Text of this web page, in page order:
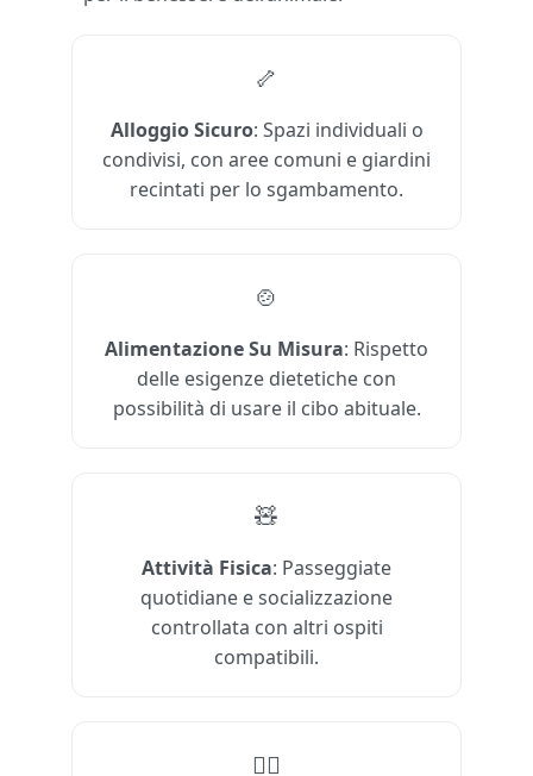
🦴
Alloggio Sicuro: Spazi individuali o
condivisi, con aree comuni e giardini
recintati per lo sgambamento.
🍲
Alimentazione Su Misura: Rispetto
delle esigenze dietetiche con
possibilità di usare il cibo abituale.
🧸
Attività Fisica: Passeggiate
quotidiane e socializzazione
controllata con altri ospiti
compatibili.
🐕‍⚕️